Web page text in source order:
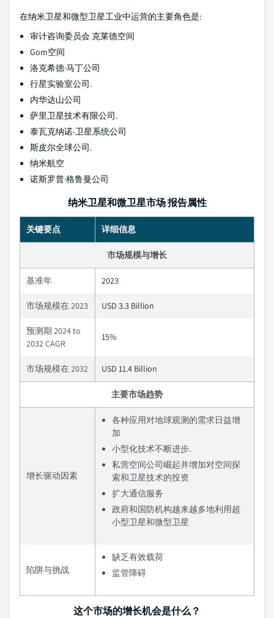
在纳米卫星和微型卫星工业中运营的主要角色是:
审计咨询委员会 克莱德空间
Gom空间
洛克希德·马丁公司
行星实验室公司.
内华达山公司
萨里卫星技术有限公司.
泰瓦克纳诺-卫星系统公司
斯皮尔全球公司.
纳米航空
诺斯罗普·格鲁曼公司
纳米卫星和微卫星市场 报告属性
关键要点 详细信息
市场规模与增长
基准年 2023
市场规模在 2023 USD 3.3 Billion
预测期 2024 to
2032 CAGR
15%
市场规模在 2032 USD 11.4 Billion
主要市场趋势
增长驱动因素
各种应用对地球观测的需求日益增
加
小型化技术不断进步.
私营空间公司崛起并增加对空间探
索和卫星技术的投资
扩大通信服务
政府和国防机构越来越多地利用超
小型卫星和微型卫星
陷阱与挑战
缺乏有效载荷
监管障碍
这个市场的增长机会是什么？